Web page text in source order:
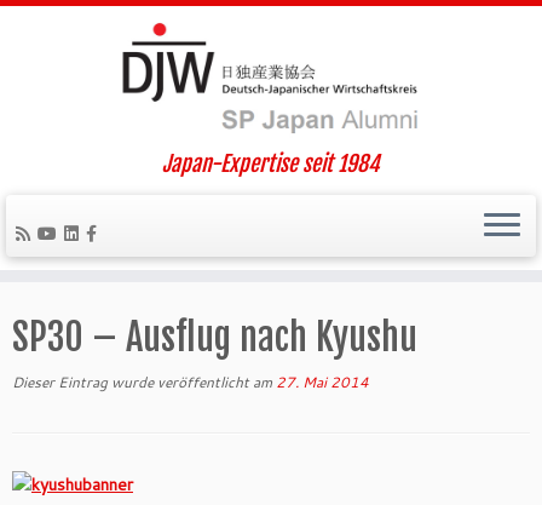
Inhalt
springen
Japan-Expertise seit 1984
SP30 – Ausflug nach Kyushu
Dieser Eintrag wurde veröffentlicht am 27. Mai 2014